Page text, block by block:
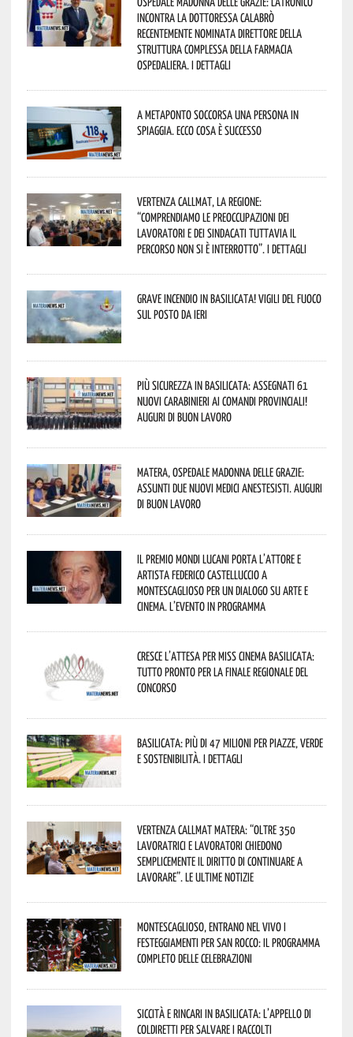
incontra la dottoressa Calabrò
recentemente nominata Direttore della
Struttura Complessa della Farmacia
Ospedaliera. I dettagli
A Metaponto soccorsa una persona in
spiaggia. Ecco cosa è successo
Vertenza CallMat, la Regione:
“comprendiamo le preoccupazioni dei
lavoratori e dei sindacati tuttavia il
percorso non si è interrotto”. I dettagli
Grave incendio in Basilicata! Vigili del fuoco
sul posto da ieri
Più sicurezza in Basilicata: assegnati 61
nuovi Carabinieri ai Comandi provinciali!
Auguri di buon lavoro
Matera, Ospedale Madonna delle Grazie:
assunti due nuovi medici anestesisti. Auguri
di buon lavoro
Il Premio Mondi Lucani porta l’attore e
artista Federico Castelluccio a
Montescaglioso per un dialogo su arte e
cinema. L’evento in programma
Cresce l’attesa per Miss Cinema Basilicata:
tutto pronto per la finale regionale del
concorso
Basilicata: più di 47 milioni per piazze, verde
e sostenibilità. I dettagli
Vertenza CallMat Matera: “Oltre 350
lavoratrici e lavoratori chiedono
semplicemente il diritto di continuare a
lavorare”. Le ultime notizie
Montescaglioso, entrano nel vivo i
festeggiamenti per San Rocco: il programma
completo delle celebrazioni
Siccità e rincari in Basilicata: l’appello di
Coldiretti per salvare i raccolti